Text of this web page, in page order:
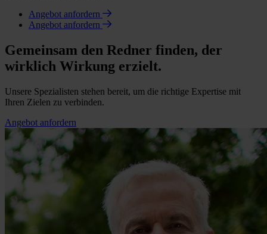
Angebot anfordern
Angebot anfordern
Gemeinsam den Redner finden, der
wirklich Wirkung erzielt.
Unsere Spezialisten stehen bereit, um die richtige Expertise mit
Ihren Zielen zu verbinden.
Angebot anfordern